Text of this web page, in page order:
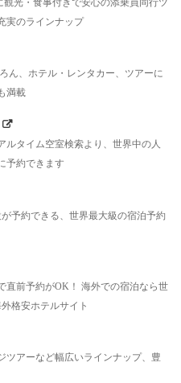
実のラインナップ
ん、ホテル・レンタカー、ツアーに
満載
ルタイム空室検索より、世界中の人
予約できます
予約できる、世界最大級の宿泊予約
直前予約がOK！ 海外での宿泊なら世
格安ホテルサイト
ツアーなど幅広いラインナップ、豊